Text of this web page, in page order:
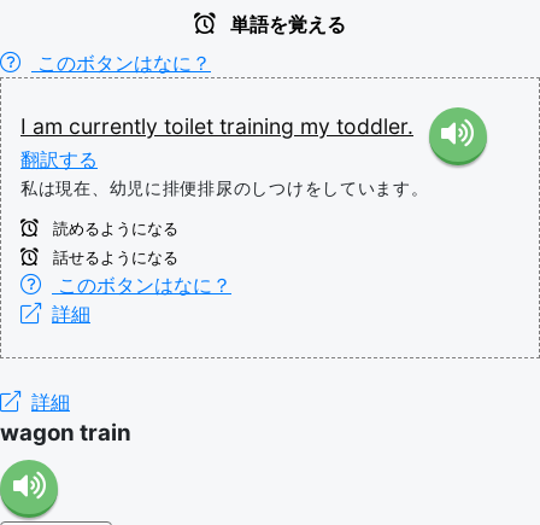
単語を覚える
このボタンはなに？
I am currently toilet training my toddler.
翻訳する
私は現在、幼児に排便排尿のしつけをしています。
読めるようになる
話せるようになる
このボタンはなに？
詳細
詳細
wagon train